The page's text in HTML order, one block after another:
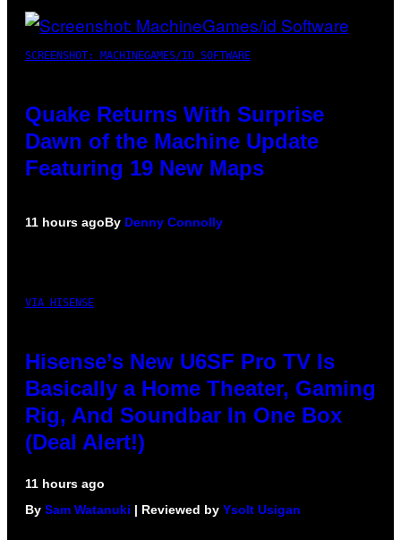
SCREENSHOT: MACHINEGAMES/ID SOFTWARE
Quake Returns With Surprise
Dawn of the Machine Update
Featuring 19 New Maps
11 hours agoBy Denny Connolly
VIA HISENSE
Hisense’s New U6SF Pro TV Is
Basically a Home Theater, Gaming
Rig, And Soundbar In One Box
(Deal Alert!)
11 hours ago
By Sam Watanuki | Reviewed by Ysolt Usigan